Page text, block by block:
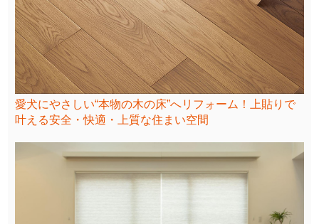
愛犬にやさしい“本物の木の床”へリフォーム！上貼りで
叶える安全・快適・上質な住まい空間